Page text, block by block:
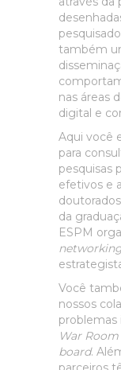
também
nas áreas
digital e
Aqui você
para
pesquisas
efetivos e
da
ESPM
Você
nossos
problemas
War Room
board.